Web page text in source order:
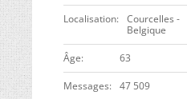
Localisation
Courcelles -
Belgique
ge 63
Messages 47 509